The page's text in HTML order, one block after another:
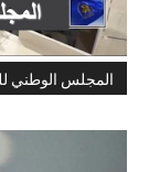
المجلس الوطني